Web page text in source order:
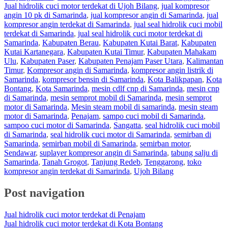
Jual hidrolik cuci motor terdekat di Ujoh Bilang, jual kompresor
angin 10 pk di Samarinda, jual kompresor angin di Samarinda, jual
kompresor angin terdekat di Samarinda, jual seal hidrolik cuci mobil
terdekat di Samarinda, jual seal hidrolik cuci motor terdekat di
Samarinda, Kabupaten Berau, Kabupaten Kutai Barat, Kabupaten
Kutai Kartanegara, Kabupaten Kutai Timur, Kabupaten Mahakam
Ulu, Kabupaten Paser, Kabupaten Penajam Paser Utara, Kalimantan
Timur, Kompresor angin di Samarinda, kompresor angin listrik di
Samarinda, kompresor bensin di Samarinda, Kota Balikpapan, Kota
Bontang, Kota Samarinda, mesin cdlf cnp di Samarinda, mesin cnp
di Samarinda, mesin semprot mobil di Samarinda, mesin semprot
motor di Samarinda, Mesin steam mobil di samarinda, mesin steam
motor di Samarinda, Penajam, sampo cuci mobil di Samarinda,
sampoo cuci motor di Samarinda, Sangatta, seal hidrolik cuci mobil
di Samarinda, seal hidrolik cuci motor di Samarinda, semirban di
Samarinda, semirban mobil di Samarinda, semirban motor,
Sendawar, suplayer kompresor angin di Samarinda, tabung salju di
Samarinda, Tanah Grogot, Tanjung Redeb, Tenggarong, toko
kompresor angin terdekat di Samarinda, Ujoh Bilang
Post navigation
Jual hidrolik cuci motor terdekat di Penajam
Jual hidrolik cuci motor terdekat di Kota Bontang